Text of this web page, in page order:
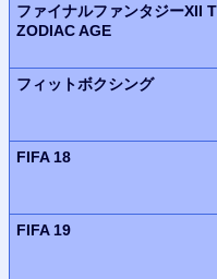
ファイナルファンタジーXII
ZODIAC AGE
フィットボクシング
FIFA 18
FIFA 19